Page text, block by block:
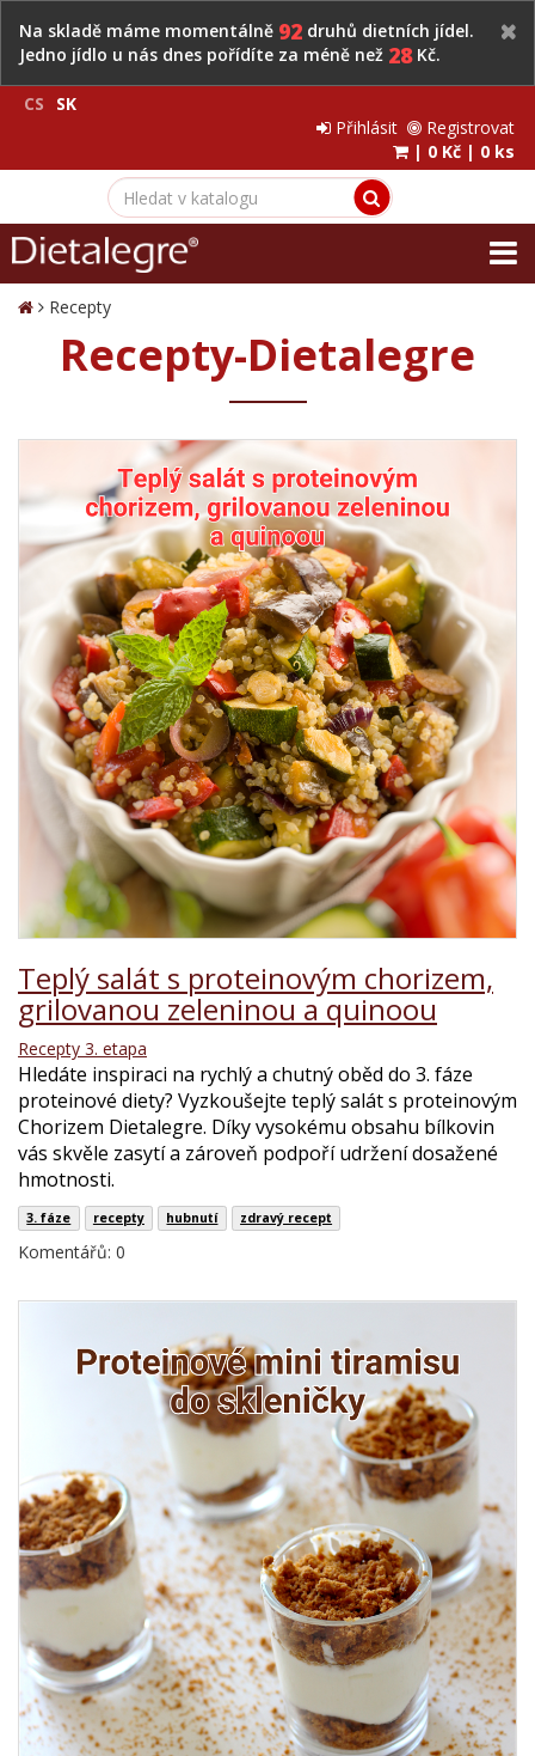
Na skladě máme momentálně 92 druhů dietních jídel.
Jedno jídlo u nás dnes pořídíte za méně než 28Kč.
CS
SK
Přihlásit
Registrovat
| 0 Kč | 0 ks
Recepty
Recepty-Dietalegre
Teplý salát s proteinovým chorizem,
grilovanou zeleninou a quinoou
Recepty 3. etapa
Hledáte inspiraci na rychlý a chutný oběd do 3. fáze
proteinové diety? Vyzkoušejte teplý salát s proteinovým
Chorizem Dietalegre. Díky vysokému obsahu bílkovin
vás skvěle zasytí a zároveň podpoří udržení dosažené
hmotnosti.
3. fáze recepty hubnutí zdravý recept
Komentářů: 0